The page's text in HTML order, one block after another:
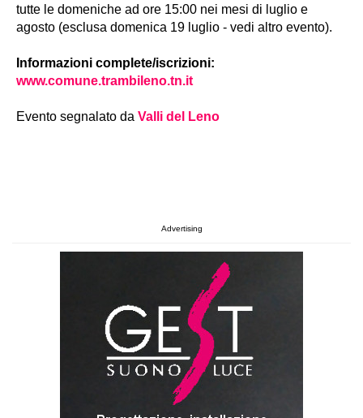
tutte le domeniche ad ore 15:00 nei mesi di luglio e
agosto (esclusa domenica 19 luglio - vedi altro evento).
Informazioni complete/iscrizioni:
www.comune.trambileno.tn.it
Evento segnalato da Valli del Leno
Advertising